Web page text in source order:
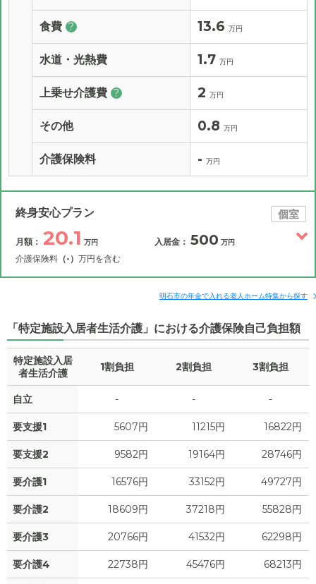
食費 ? 13.6 万円
水道・光熱費 1.7 万円
上乗せ介護費 ? 2 万円
その他 0.8 万円
介護保険料 - 万円
終身安心プラン 個室
月額： 20.1 万円
介護保険料 （-） 万円を含む
入居金： 500 万円
補足情報
月額費用 ? 20.1 万円
家賃 0
食費 ? 8.8 万円
水道・光熱費 1.7
上乗せ介護費 ? 2 万円
その他 0.8
介護保険料 -
明石市の年金で入れる老人ホーム特集から探す
「特定施設入居者生活介護」における介護保険自己負担額
特定施設入居
者生活介護
1割負担 2割負担 3割負担
自立 - - -
要支援1 5607円 11215円 16822円
要支援2 9582円 19164円 28746円
要介護1 16576円 33152円 49727円
要介護2 18609円 37218円 55828円
要介護3 20766円 41532円 62298円
要介護4 22738円 45476円 68213円